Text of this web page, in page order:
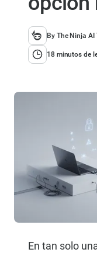
By The Ninja AI
18 minutos de
En tan solo